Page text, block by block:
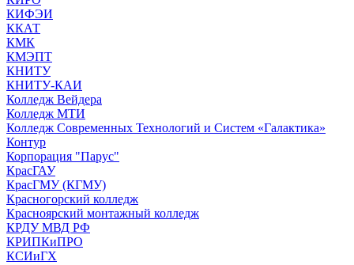
КИФЭИ
ККАТ
КМК
КМЭПТ
КНИТУ
КНИТУ-КАИ
Колледж Вейдера
Колледж МТИ
Колледж Современных Технологий и Систем «Галактика»
Контур
Корпорация "Парус"
КрасГАУ
КрасГМУ (КГМУ)
Красногорский колледж
Красноярский монтажный колледж
КРДУ МВД РФ
КРИПКиПРО
КСИиГХ